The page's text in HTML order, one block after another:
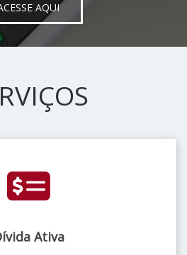
AQUI
Ativa